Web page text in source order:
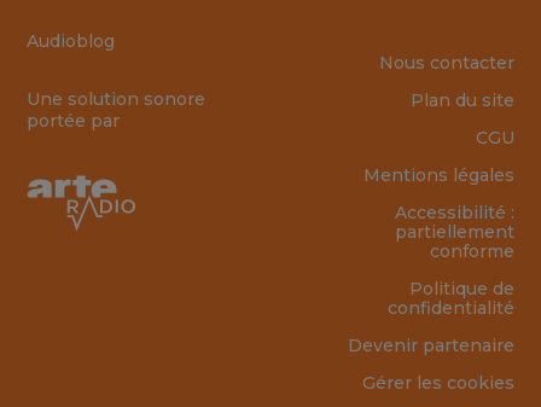
Audioblog
Une solution sonore
portée par
Nous contacter
Plan du site
CGU
Mentions légales
Accessibilité :
partiellement
conforme
Politique de
confidentialité
Devenir partenaire
Gérer les cookies